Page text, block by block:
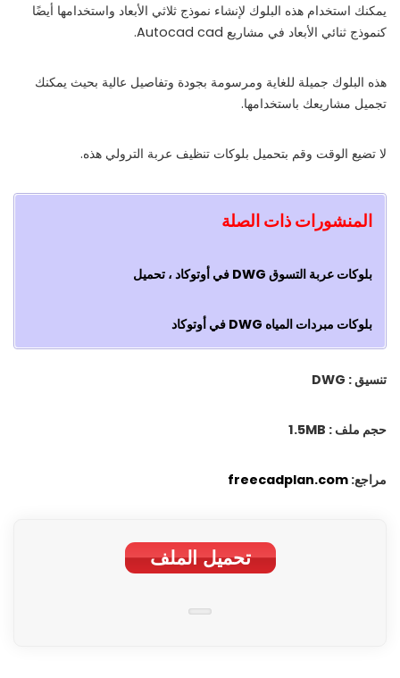
يمكنك استخدام هذه البلوك لإنشاء نموذج ثلاثي الأبعاد واستخدامها أيضًا
كنموذج ثنائي الأبعاد في مشاريع Autocad cad.
هذه البلوك جميلة للغاية ومرسومة بجودة وتفاصيل عالية بحيث يمكنك
تجميل مشاريعك باستخدامها.
لا تضيع الوقت وقم بتحميل بلوکات تنظيف عربة الترولي هذه.
المنشورات ذات الصلة
بلوکات عربة التسوق DWG في أوتوكاد ، تحميل
بلوکات مبردات المياه DWG في أوتوكاد
تنسيق : DWG
حجم ملف : 1.5MB
مراجع: freecadplan.com
تحمیل الملف